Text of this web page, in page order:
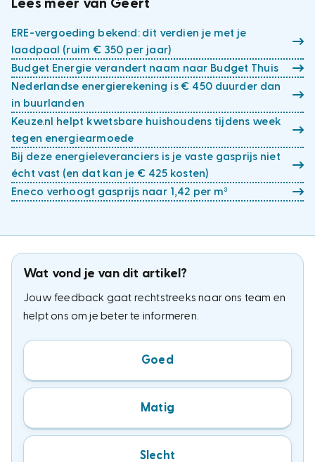
Lees meer van Geert
ERE-vergoeding bekend: dit verdien je met je
laadpaal (ruim € 350 per jaar)
Budget Energie verandert naam naar Budget Thuis
Nederlandse energierekening is € 450 duurder dan
in buurlanden
Keuze.nl helpt kwetsbare huishoudens tijdens week
tegen energiearmoede
Bij deze energieleveranciers is je vaste gasprijs niet
écht vast (en dat kan je € 425 kosten)
Eneco verhoogt gasprijs naar 1,42 per m³
Wat vond je van dit artikel?
Jouw feedback gaat rechtstreeks naar ons team en
helpt ons om je beter te informeren.
Goed
Matig
Slecht